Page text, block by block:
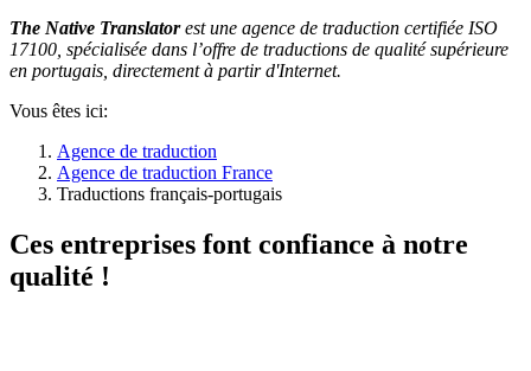
The Native Translatorest une agence de traduction certifiée ISO
17100, spécialisée dans l’offre de traductions de qualité supérieure
en portugais, directement à partir d'Internet.
Vous êtes ici:
Agence de traduction
Agence de traduction France
Traductions français-portugais
Ces entreprises font confiance à notre
qualité !